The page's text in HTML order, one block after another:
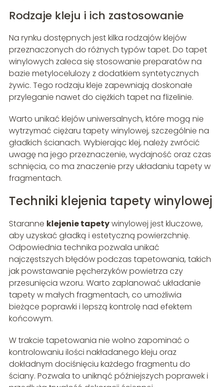
Rodzaje kleju i ich zastosowanie
Na rynku dostępnych jest kilka rodzajów klejów
przeznaczonych do różnych typów tapet. Do tapet
winylowych zaleca się stosowanie preparatów na
bazie metylocelulozy z dodatkiem syntetycznych
żywic. Tego rodzaju kleje zapewniają doskonałe
przyleganie nawet do ciężkich tapet na flizelinie.
Warto unikać klejów uniwersalnych, które mogą nie
wytrzymać ciężaru tapety winylowej, szczególnie na
gładkich ścianach. Wybierając klej, należy zwrócić
uwagę na jego przeznaczenie, wydajność oraz czas
schnięcia, co ma znaczenie przy układaniu tapety w
fragmentach.
Techniki klejenia tapety winylowej
Staranne klejenie tapetywinylowej jest kluczowe,
aby uzyskać gładką i estetyczną powierzchnię.
Odpowiednia technika pozwala unikać
najczęstszych błędów podczas tapetowania, takich
jak powstawanie pęcherzyków powietrza czy
przesunięcia wzoru. Warto zaplanować układanie
tapety w małych fragmentach, co umożliwia
bieżące poprawki i lepszą kontrolę nad efektem
końcowym.
W trakcie tapetowania nie wolno zapominać o
kontrolowaniu ilości nakładanego kleju oraz
dokładnym dociśnięciu każdego fragmentu do
ściany. Pozwala to uniknąć późniejszych poprawek i